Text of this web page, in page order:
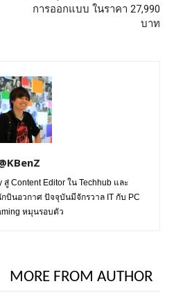
การออกแบบ ในราคา 27,990
บาท
Content Editor ใน Techhub และ
บินอวกาศ ปัจจุบันมีจักรวาล IT กับ PC
หมุนรอบตัว
MORE FROM AUTHOR